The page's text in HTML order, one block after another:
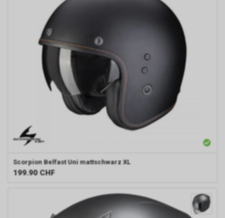
Scorpion Belfast Uni mattschwarz XL
199.90 CHF